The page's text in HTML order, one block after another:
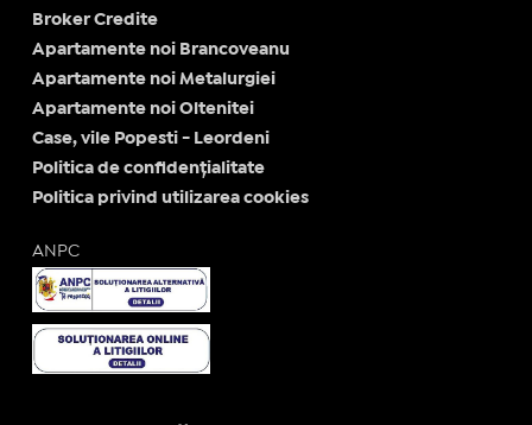
Broker Credite
Apartamente noi Brancoveanu
Apartamente noi Metalurgiei
Apartamente noi Oltenitei
Case, vile Popesti - Leordeni
Politica de confidențialitate
Politica privind utilizarea cookies
ANPC